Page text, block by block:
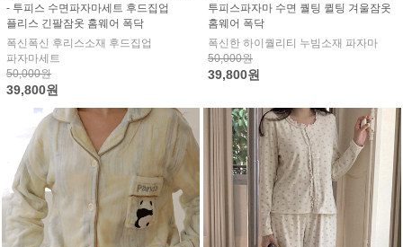
- 투피스 수면파자마세트 후드집업
플리스 긴팔잠옷 홈웨어 폭닥
폭신폭신 후리스소재 후드집업
파자마세트
50,000원
39,800원
투피스파자마 수면 퀄팅 퀼팅 겨울잠옷
홈웨어 폭닥
폭신한 하이퀄리티 누빔소재 파자마
50,000원
39,800원